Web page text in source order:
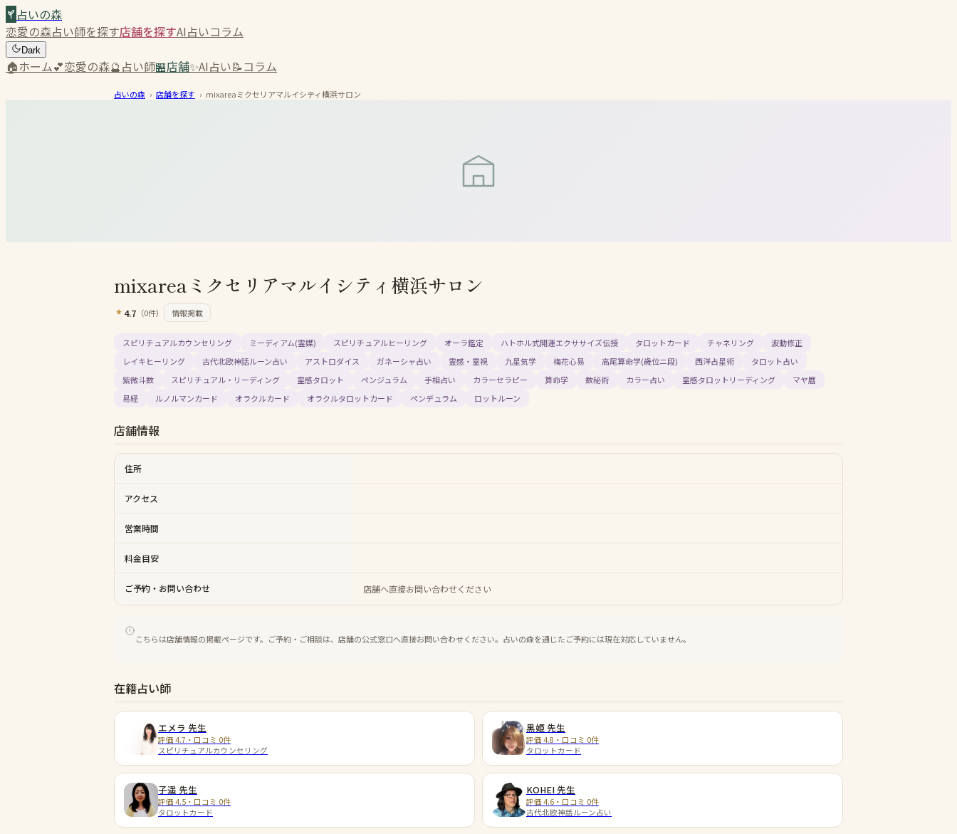
占いの森
恋愛の森占い師を探す店舗を探すAI占いコラム
Dark
🏠ホーム💕恋愛の森🔮占い師🏪店舗✨AI占い📝コラム
占いの森 › 店舗を探す › mixareaミクセリアマルイシティ横浜サロン
mixareaミクセリアマルイシティ横浜サロン
4.7 （0件） 情報掲載
スピリチュアルカウンセリング ミーディアム(霊媒) スピリチュアルヒーリング オーラ鑑定 ハトホル式開運エクササイズ伝授 タロットカード チャネリング
波動修正
レイキヒーリング
古代北欧神話ルーン占い アストロダイス ガネーシャ占い 霊感・霊視 九星気学 梅花心易 高尾算命学(歳位ニ段) 西洋占星術
タロット占い
紫微斗数
スピリチュアル・リーディング 霊感タロット ペンジュラム 手相占い カラーセラピー 算命学 数秘術 カラー占い 霊感タロットリーディング
マヤ暦
易経
ルノルマンカード オラクルカード オラクルタロットカード ペンデュラム ロットルーン
店舗情報
住所
アクセス
営業時間
料金目安
ご予約・お問い合わせ 店舗へ直接お問い合わせください
こちらは店舗情報の掲載ページです。ご予約・ご相談は、店舗の公式窓口へ直接お問い合わせください。占いの森を通じたご予約には現在対応していません。
在籍占い師
エメラ 先生
評価 4.7・口コミ 0件
スピリチュアルカウンセリング
黒姫 先生
評価 4.8・口コミ 0件
タロットカード
子遥 先生
評価 4.5・口コミ 0件
タロットカード
KOHEI 先生
評価 4.6・口コミ 0件
古代北欧神話ルーン占い